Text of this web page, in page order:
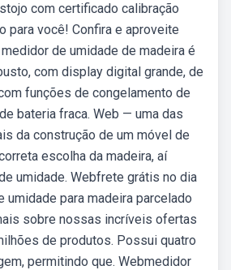
com certificado calibração
para você! Confira e aproveite
de umidade de madeira é
com display digital grande, de
funções de congelamento de
bateria fraca. Web — uma das
da construção de um móvel de
escolha da madeira, aí
umidade. Webfrete grátis no dia
umidade para madeira parcelado
sobre nossas incríveis ofertas
de produtos. Possui quatro
permitindo que. Webmedidor